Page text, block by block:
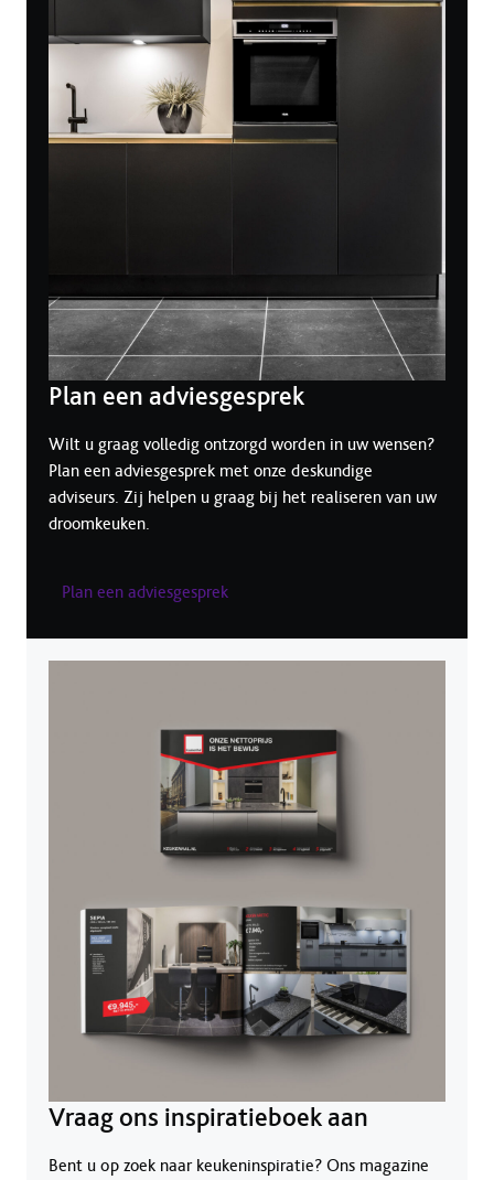
Plan een adviesgesprek
Wilt u graag volledig ontzorgd worden in uw wensen?
Plan een adviesgesprek met onze deskundige
adviseurs. Zij helpen u graag bij het realiseren van uw
droomkeuken.
Plan een adviesgesprek
Vraag ons inspiratieboek aan
Bent u op zoek naar keukeninspiratie? Ons magazine